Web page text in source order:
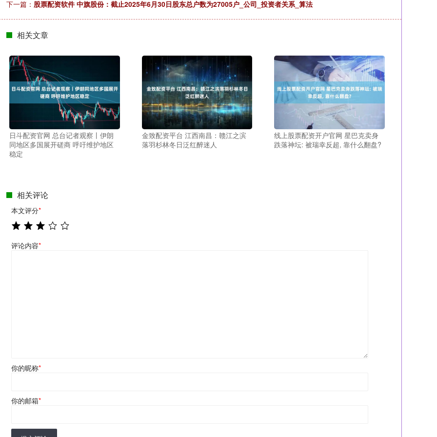
下一篇： 股票配资软件 中旗股份：截止2025年6月30日股东总户数为27005户_公司_投资者关系_算法
相关文章
日斗配资官网 总台记者观察丨伊朗
同地区多国展开磋商 呼吁维护地区
稳定
金致配资平台 江西南昌：赣江之滨
落羽杉林冬日泛红醉迷人
线上股票配资开户官网 星巴克卖身
跌落神坛: 被瑞幸反超, 靠什么翻盘?
相关评论
本文评分*
评论内容*
你的昵称*
你的邮箱*